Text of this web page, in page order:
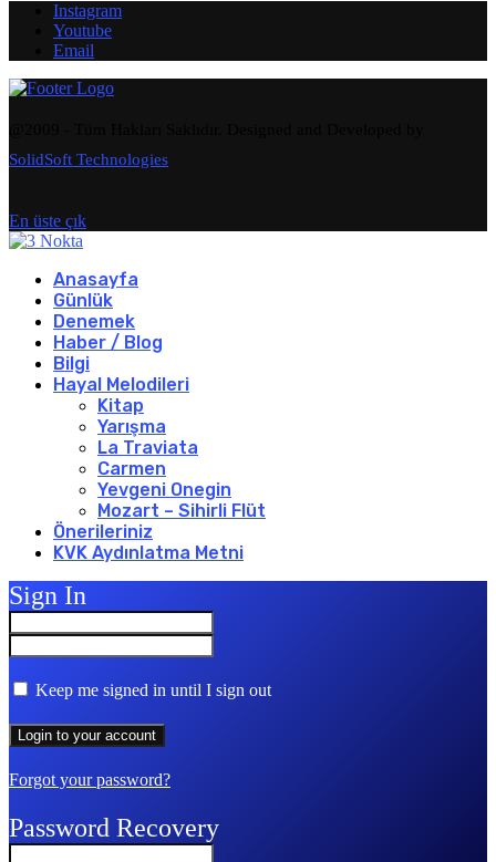
Instagram
Youtube
Email
SolidSoft Technologies
En üste çık
Anasayfa
Günlük
Denemek
Haber / Blog
Bilgi
Hayal Melodileri
Kitap
Yarışma
La Traviata
Carmen
Yevgeni Onegin
Mozart – Sihirli Flüt
Önerileriniz
KVK Aydınlatma Metni
Sign In
Keep me signed in until I sign out
Forgot your password?
Password Recovery